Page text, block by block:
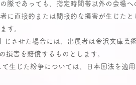
際であっても、指定時間帯以外の会場
に直接的または間接的な損害が生じた
す。
させた場合には、出展者は金沢文庫芸
損害を賠償するものとします。
生じた紛争については、日本国法を適